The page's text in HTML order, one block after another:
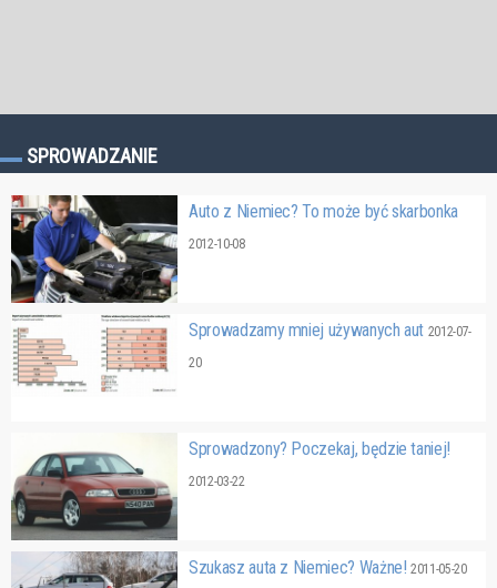
SPROWADZANIE
Auto z Niemiec? To może być skarbonka
2012-10-08
Sprowadzamy mniej używanych aut 2012-07-
20
Sprowadzony? Poczekaj, będzie taniej!
2012-03-22
Szukasz auta z Niemiec? Ważne!2011-05-20